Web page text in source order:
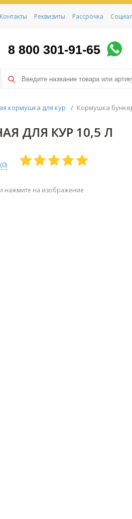
Контакты Реквизиты Рассрочка
8 800 301-91-65
кормушка для кур / Кормушка
ДЛЯ КУР 10,5 Л
0)
нажмите на изображение